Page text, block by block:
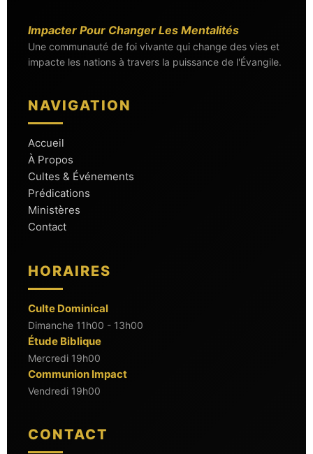
Impacter Pour Changer Les Mentalités
Une communauté de foi vivante qui change des vies et
impacte les nations à travers la puissance de l'Évangile.
NAVIGATION
Accueil
À Propos
Cultes & Événements
Prédications
Ministères
Contact
HORAIRES
Culte Dominical
Dimanche 11h00 - 13h00
Étude Biblique
Mercredi 19h00
Communion Impact
Vendredi 19h00
CONTACT